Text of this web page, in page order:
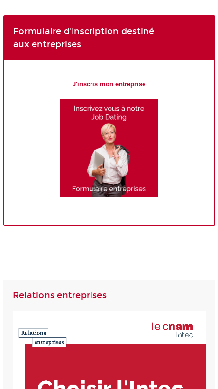
Formulaire d'inscription destiné
aux entreprises
J'inscris mon entreprise
Relations entreprises